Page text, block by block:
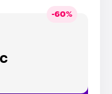
-60%